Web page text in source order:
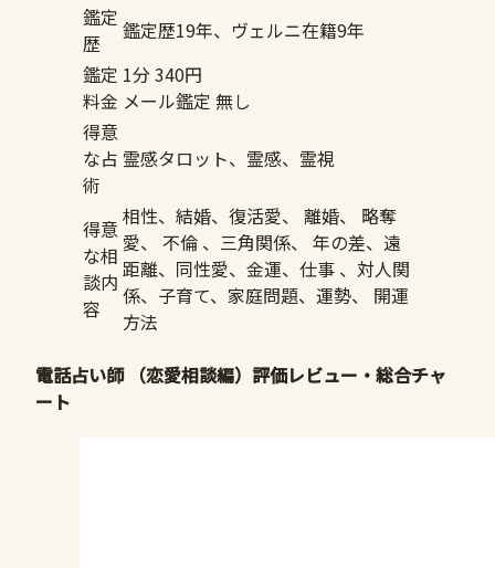
鑑定
歴
鑑定歴19年、ヴェルニ在籍9年
鑑定
料金
1分 340円
メール鑑定 無し
得意
な占
術
霊感タロット、霊感、霊視
得意
な相
談内
容
相性、結婚、復活愛、 離婚、 略奪
愛、 不倫 、三角関係、 年の差、遠
距離、同性愛、金運、仕事 、対人関
係、子育て、家庭問題、運勢、 開運
方法
電話占い師 （恋愛相談編）評価レビュー・総合チャ
ート